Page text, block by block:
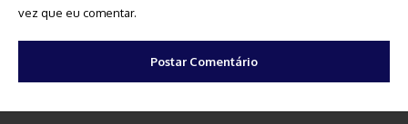
vez que eu comentar.